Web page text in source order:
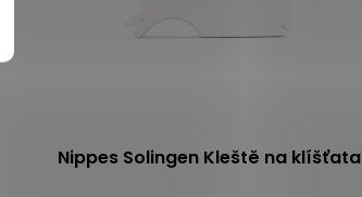
Nippes Solingen Kleště na klíšťata